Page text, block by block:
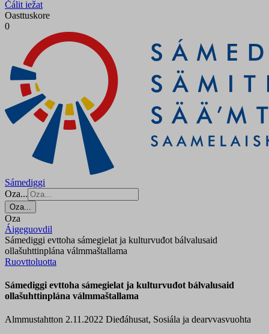
Čálit iežat
Oasttuskore
0
Sámediggi
Oza...
Oza...
Oza
Áigeguovdil
Sámediggi evttoha sámegielat ja kulturvuđot bálvalusaid
ollašuhttinplána válmmaštallama
Ruovttoluotta
Sámediggi evttoha sámegielat ja kulturvuđot bálvalusaid
ollašuhttinplána válmmaštallama
Almmustahtton 2.11.2022 Dieđáhusat, Sosiála ja dearvvasvuohta